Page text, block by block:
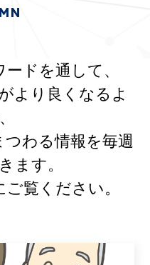
ドを通して、
より良くなるよ
つわる情報を毎週
ます。
覧ください。